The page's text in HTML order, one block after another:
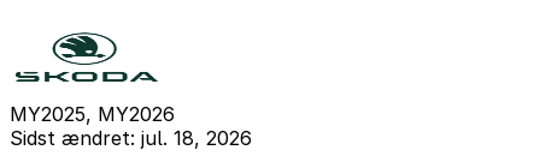
MY2025, MY2026
Sidst ændret: jul. 18, 2026